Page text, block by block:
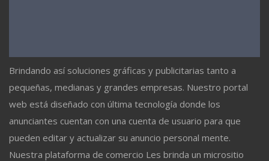
Brindando así soluciones gráficas y publicitarias tanto a
pequeñas, medianas y grandes empresas. Nuestro portal
web está diseñado con última tecnología donde los
anunciantes cuentan con una cuenta de usuario para que
pueden editar y actualizar su anuncio personal mente.
Nuestra plataforma de comercio Les brinda un micrositio